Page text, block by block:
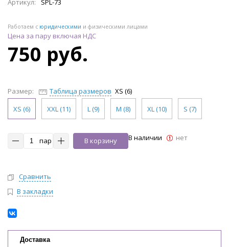
Артикул: SPL-73
Работаем с юридическими и физическими лицами
Цена за пару включая НДС
750 руб.
Размер: Таблица размеров XS (6)
XS (6)
XXL (11) L (9) M (8) XL (10) S (7)
пар В корзину В наличии нет
Сравнить
В закладки
Доставка